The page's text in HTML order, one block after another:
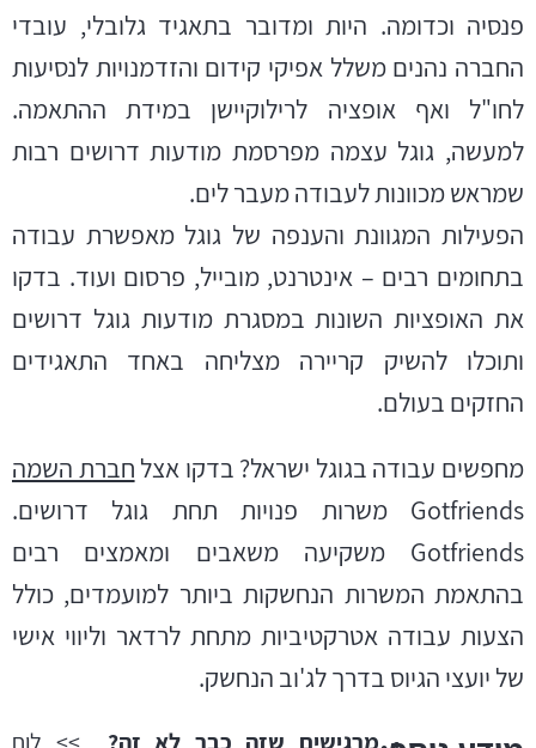
פנסיה וכדומה. היות ומדובר בתאגיד גלובלי, עובדי
החברה נהנים משלל אפיקי קידום והזדמנויות לנסיעות
לחו"ל ואף אופציה לרילוקיישן במידת ההתאמה.
למעשה, גוגל עצמה מפרסמת מודעותדרושים רבות
שמראש מכוונות לעבודה מעבר לים.
הפעילות המגוונת והענפה של גוגל מאפשרת עבודה
בתחומים רבים – אינטרנט, מובייל, פרסום ועוד. בדקו
את האופציות השונות במסגרת מודעות גוגל דרושים
ותוכלו להשיק קריירה מצליחה באחד התאגידים
החזקים בעולם.
מחפשים עבודה בגוגל ישראל? בדקו אצל חברת השמה
Gotfriends משרות פנויות תחת
גוגל דרושים.
Gotfriends משקיעה משאבים ומאמצים רבים
בהתאמת המשרות הנחשקות ביותר למועמדים, כולל
הצעות עבודה אטרקטיביות מתחת לרדאר וליווי אישי
של יועצי הגיוס בדרך לג'וב הנחשק.